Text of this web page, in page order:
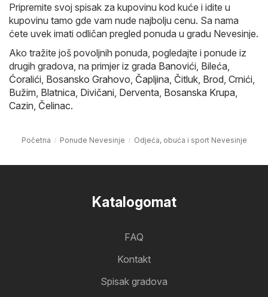
Pripremite svoj spisak za kupovinu kod kuće i idite u
kupovinu tamo gde vam nude najbolju cenu. Sa nama
ćete uvek imati odličan pregled ponuda u gradu Nevesinje.
Ako tražite još povoljnih ponuda, pogledajte i ponude iz
drugih gradova, na primjer iz grada Banovići Bileća
Ćoralići Bosansko Grahovo Čapljina Čitluk Brod Crnići
Bužim Blatnica Divičani Derventa Bosanska Krupa
Cazin Čelinac.
Početna Ponude Nevesinje Odjeća, obuća i sport Nevesinje
Katalogomat
FAQ
Kontakt
Spisak gradova